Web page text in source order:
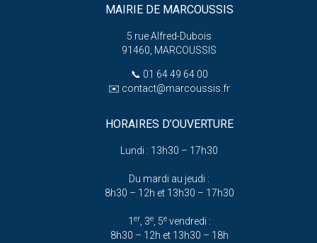
MAIRIE DE MARCOUSSIS
5 rue Alfred-Dubois
91460, MARCOUSSIS
📞 01 64 49 64 00
✉️ contact@marcoussis.fr
HORAIRES D’OUVERTURE
Lundi : 13h30 – 17h30
Du mardi au jeudi :
8h30 – 12h et 13h30 – 17h30
1 er, 3e, 5evendredi :
8h30 – 12h et 13h30 – 18h